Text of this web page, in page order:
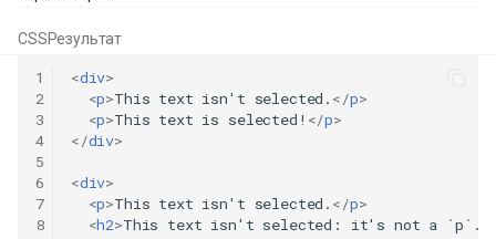
CSSРезультат
1
2
3
4
5
6
7
8
<div>
<p>This text isn't selected. </p>
<p>This text is selected! </p>
</div>
<div>
<p>This text isn't selected. </p>
<h2>This text isn't selected: it's not a `p`.